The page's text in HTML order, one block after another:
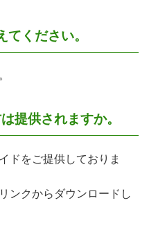
ください。
提供されますか。
ドをご提供しておりま
ンクからダウンロードし